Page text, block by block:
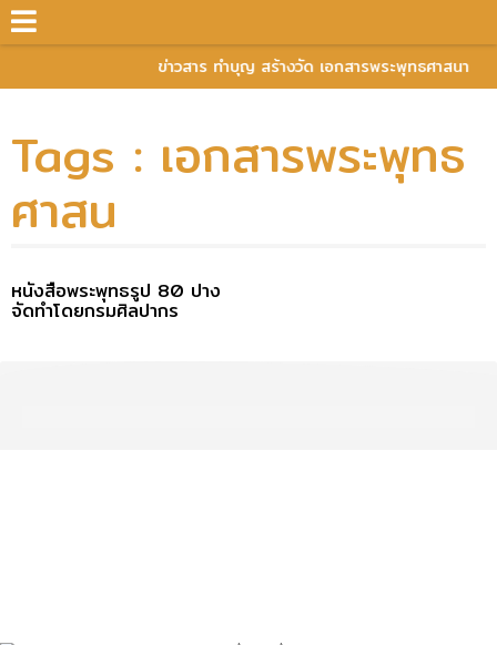
ข่าวสาร ทำบุญ สร้างวัด เอกสารพระพุทธศาสนา
Tags : เอกสารพระพุทธ
ศาสน
หนังสือพระพุทธรูป 80 ปาง
จัดทำโดยกรมศิลปากร